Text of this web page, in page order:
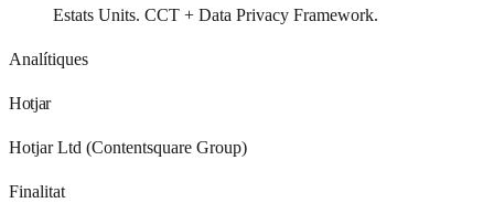
Estats Units. CCT + Data Privacy Framework.
Analítiques
Hotjar
Hotjar Ltd (Contentsquare Group)
Finalitat